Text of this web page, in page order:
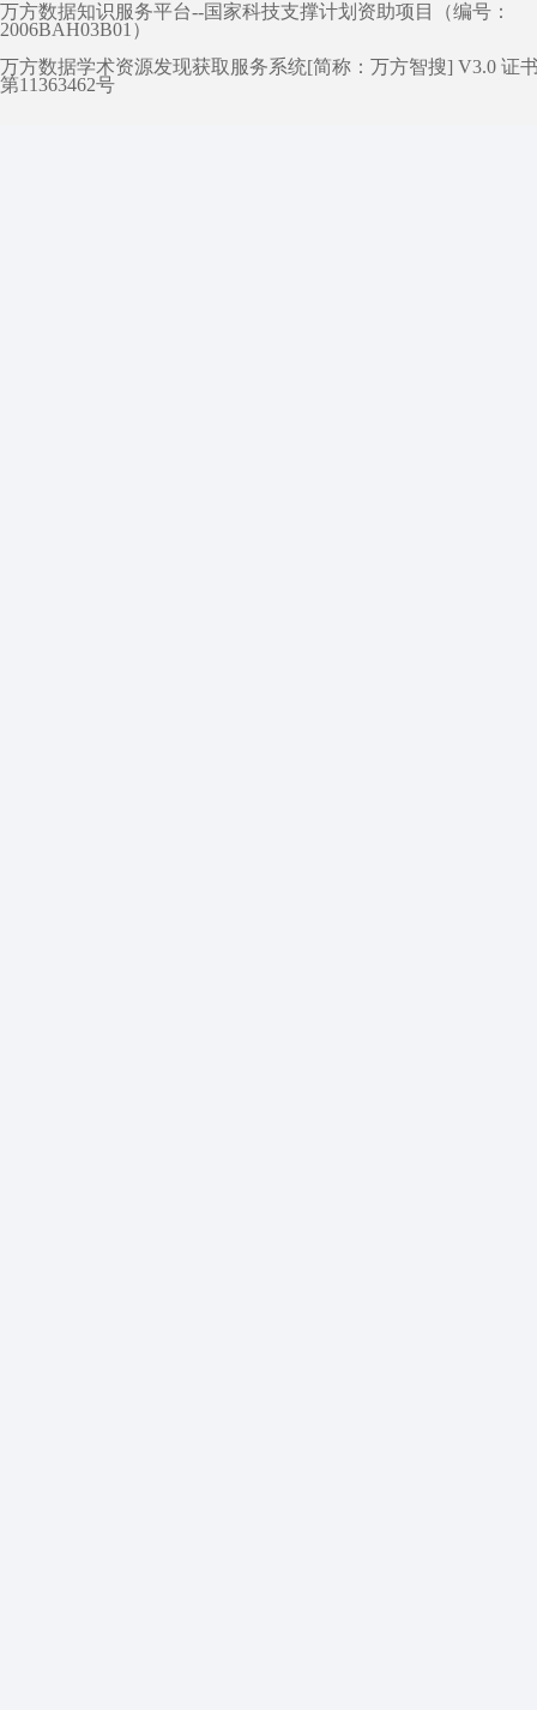
万方数据知识服务平台--国家科技支撑计划资助项目（编号：
2006BAH03B01）
万方数据学术资源发现获取服务系统[简称：万方智搜] V3.0 证
第11363462号